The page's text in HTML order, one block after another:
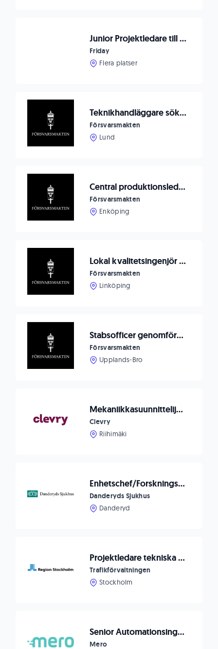
Junior Projektledare till tekniktung produktion i Västerås
Friday
Flera platser
Teknikhandläggare sökes till Markverkstad Revinge
Försvarsmakten
Lund
Central produktionsledning inom TVK Ledsyst behöver förstärkning
Försvarsmakten
Enköping
Lokal kvalitetsingenjör flygunderhåll sökes till 2. Helikopterskvadron
Försvarsmakten
Linköping
Stabsofficer genomförare till Swedint
Försvarsmakten
Upplands-Bro
Mekaniikkasuunnittelija, Comatec, Riihimäki
Clevry
Riihimäki
Enhetschef/Forskningskoordinator till Hjärt-kärllaboratoriet, DS
Danderyds Sjukhus
Danderyd
Projektledare tekniska system till tunnelbanan
Trafikförvaltningen
Stockholm
Senior Automationsingenjör till APOCCA
Mero